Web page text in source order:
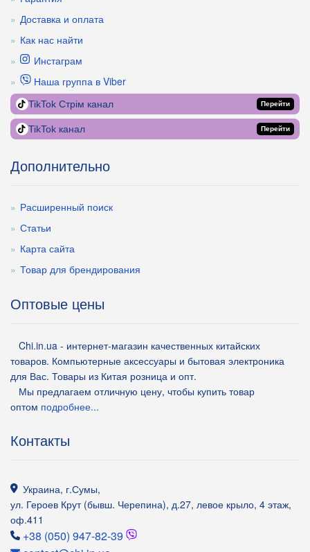
Доставка и оплата
Как нас найти
Инстаграм
Наша группа в Viber
TikTok Стрім канал Перейти
TikTok канал Перейти
Дополнительно
Расширенный поиск
Статьи
Карта сайта
Товар для брендирования
Оптовые цены
Chi.in.ua - интернет-магазин качественных китайских
товаров. Компьютерные аксессуары и бытовая электроника
для Вас. Товары из Китая розница и опт.
Мы предлагаем отличную цену, чтобы купить товар
оптом подробнее...
Контакты
Украина, г.Сумы,
ул. Героев Крут (бывш. Черепина), д.27, левое крыло, 4 этаж,
оф.411
+38 (050) 947-82-39